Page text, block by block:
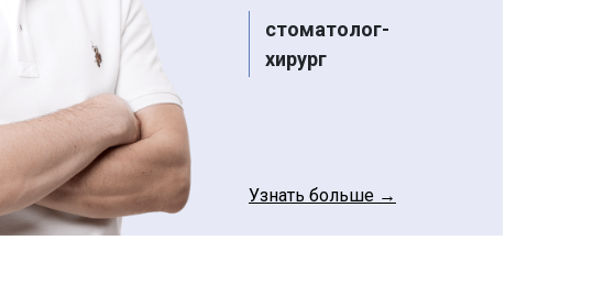
стоматолог-
хирург
Узнать больше →